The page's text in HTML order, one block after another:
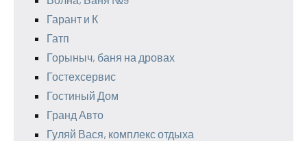
Гарант и К
Гатп
Горыныч, баня на дровах
Гостехсервис
Гостиный Дом
Гранд Авто
Гуляй Вася, комплекс отдыха